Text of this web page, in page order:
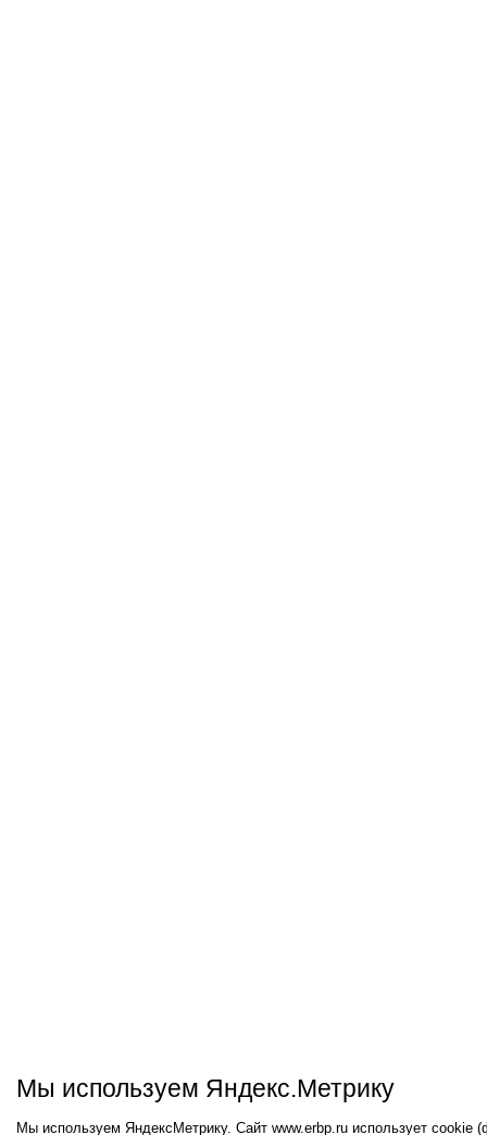
Мы используем Яндекс.Метрику
Мы используем ЯндексМетрику. Сайт www.erbp.ru использует